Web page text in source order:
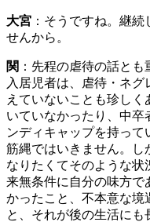
大宮 ：そうですね。継
せんから。
関 ：先程の虐待の話と
入居児者は、虐待・ネ
えていないことも珍し
いていなかったり、中卒
ンディキャップを持っ
筋縄ではいきません。し
なりたくてそのような
来無条件に自分の味方で
かったこと、不本意な境
と、それが後の生活にも